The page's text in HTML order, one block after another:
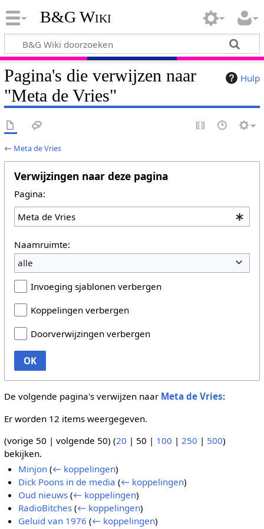
B&G Wiki
Hulp
Pagina's die verwijzen naar
"Meta de Vries"
← Meta de Vries
Verwijzingen naar deze pagina
Pagina:
Naamruimte:
alle
Invoeging sjablonen verbergen
Koppelingen verbergen
Doorverwijzingen verbergen
OK
De volgende pagina's verwijzen naar Meta de Vries:
Er worden 12 items weergegeven.
(vorige 50 | volgende 50) (20 | 50 | 100 | 250 | 500)
bekijken.
Minjon (← koppelingen)
Dick Poons in de media (← koppelingen)
Oud nieuws (← koppelingen)
RadioBitches (← koppelingen)
Geluid van 1976 (← koppelingen)